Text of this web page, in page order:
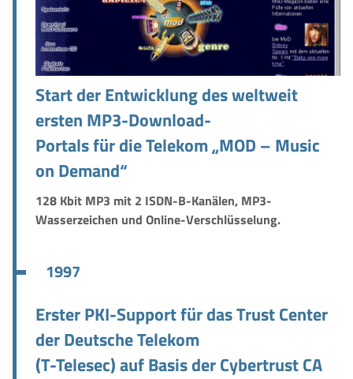
Start der Entwicklung des weltweit
ersten MP3-Download-
Portals für die Telekom „MOD – Music
on Demand“
128 Kbit MP3 mit 2 ISDN-B-Kanälen, MP3-
Wasserzeichen und Online-Verschlüsselung.
1997
Erster PKI-Support für das Trust Center
der Deutsche Telekom
(T-Telesec) auf Basis der Cybertrust CA